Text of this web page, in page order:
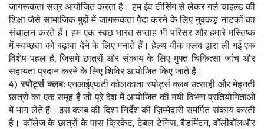
जागरूकता सत्र आयोजित करता है। हम ईव टीसिंग से लेकर गर्ल चाइल्ड की
शिक्षा जैसे सामाजिक मुद्दों में जागरूकता पैदा करने के लिए नुक्कड़ नाटकों का
संचालन करते हैं। हम एक स्वछ भारत सप्ताह भी परिसर और हमारे मस्तिष्क
में स्वच्छता को बढ़ावा देने के लिए मनाते हैं। हेल्थ वीक क्लब द्वारा ली गई एक
विशेष पहल है, जिसमे छात्रों और संकाय के लिए मुफ्त चिकित्सा जांच और
सहायता प्रदान करने के लिए शिविर आयोजित किए जाते हैं।
4) स्पोर्ट्स क्लब:एनआईएफटी कोलकाता स्पोर्ट्स क्लब उत्साही और मेहनती
छात्रों का एक समूह है जो पूरे देश में आयोजित की गयी विभ्न्न प्रतियोगिताओं
में भाग लेते हैं। इस क्लब की दिशा निर्देश की ज़िम्मेदारी समर्पित संकाय करती
है। कॉलेज के छात्रों के पास क्रिकेट, टेबल टेनिस, बैडमिंटन, वॉलीबॉलऔर